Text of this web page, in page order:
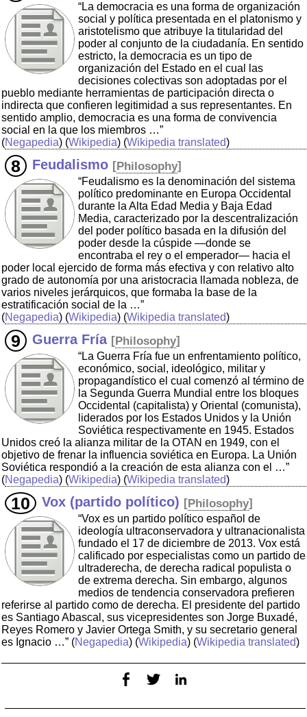
“La democracia es una forma de organización
social y política presentada en el platonismo y
aristotelismo que atribuye la titularidad del
poder al conjunto de la ciudadanía. En sentido
estricto, la democracia es un tipo de
organización del Estado en el cual las
decisiones colectivas son adoptadas por el
pueblo mediante herramientas de participación directa o
indirecta que confieren legitimidad a sus representantes. En
sentido amplio, democracia es una forma de convivencia
social en la que los miembros …”
(Negapedia) (Wikipedia) (Wikipedia translated)
Feudalismo [Philosophy]
“Feudalismo es la denominación del sistema
político predominante en Europa Occidental
durante la Alta Edad Media y Baja Edad
Media, caracterizado por la descentralización
del poder político basada en la difusión del
poder desde la cúspide —donde se
encontraba el rey o el emperador— hacia el
poder local ejercido de forma más efectiva y con relativo alto
grado de autonomía por una aristocracia llamada nobleza, de
varios niveles jerárquicos, que formaba la base de la
estratificación social de la …”
(Negapedia) (Wikipedia) (Wikipedia translated)
Guerra Fría [Philosophy]
“La Guerra Fría fue un enfrentamiento político,
económico, social, ideológico, militar y
propagandístico el cual comenzó al término de
la Segunda Guerra Mundial entre los bloques
Occidental (capitalista) y Oriental (comunista),
liderados por los Estados Unidos y la Unión
Soviética respectivamente en 1945. Estados
Unidos creó la alianza militar de la OTAN en 1949, con el
objetivo de frenar la influencia soviética en Europa. La Unión
Soviética respondió a la creación de esta alianza con el …”
(Negapedia) (Wikipedia) (Wikipedia translated)
Vox (partido político) [Philosophy]
“Vox es un partido político español de
ideología ultraconservadora y ultranacionalista
fundado el 17 de diciembre de 2013. Vox está
calificado por especialistas como un partido de
ultraderecha, de derecha radical populista o
de extrema derecha. Sin embargo, algunos
medios de tendencia conservadora prefieren
referirse al partido como de derecha. El presidente del partido
es Santiago Abascal, sus vicepresidentes son Jorge Buxadé,
Reyes Romero y Javier Ortega Smith, y su secretario general
es Ignacio …” (Negapedia) (Wikipedia) (Wikipedia translated)